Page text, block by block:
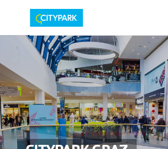
PRESSEAUSSENDUNGEN
MEDIAGALERIE
Fotos
Personen